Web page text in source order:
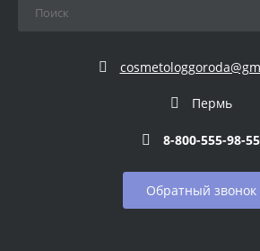
Пермь
8-800-555-98-55
Обратный звонок